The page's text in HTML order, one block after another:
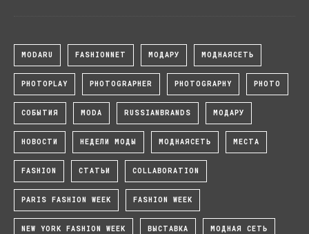
MODARU FASHIONNET МОДАРУ МОДНАЯСЕТЬ
PHOTOPLAY PHOTOGRAPHER PHOTOGRAPHY PHOTO
СОБЫТИЯ MODA RUSSIANBRANDS МОДАРУ
НОВОСТИ НЕДЕЛИ МОДЫ МОДНАЯСЕТЬ МЕСТА
FASHION СТАТЬИ COLLABORATION
PARIS FASHION WEEK FASHION WEEK
NEW YORK FASHION WEEK ВЫСТАВКА МОДНАЯ СЕТЬ